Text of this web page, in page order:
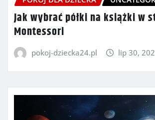
Jak wybrać półki na książki w
Montessori
pokoj-dziecka24.pl lip 30,